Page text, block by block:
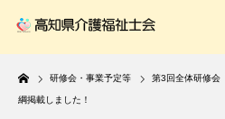
Home
研修会・事業予定等 第3回全体研修会
綱掲載しました！